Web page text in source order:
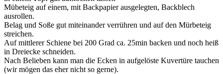
Mübeteig auf einem, mit Backpapier ausgelegten, Backblech
ausrollen.
Belag und Soße gut miteinander verrühren und auf den Mürbeteig
streichen.
Auf mittlerer Schiene bei 200 Grad ca. 25min backen und noch heiß
in Dreiecke schneiden.
Nach Belieben kann man die Ecken in aufgelöste Kuvertüre tauchen
(wir mögen das eher nicht so gerne).